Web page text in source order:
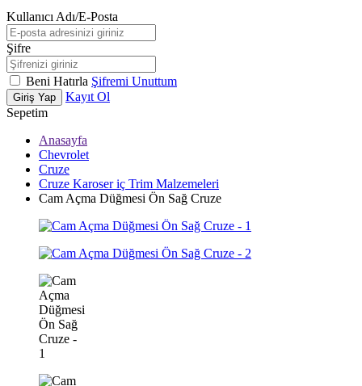
Kullanıcı Adı/E-Posta
Şifre
Beni Hatırla Şifremi Unuttum
Giriş Yap
Kayıt Ol
Sepetim
Anasayfa
Chevrolet
Cruze
Cruze Karoser iç Trim Malzemeleri
Cam Açma Düğmesi Ön Sağ Cruze